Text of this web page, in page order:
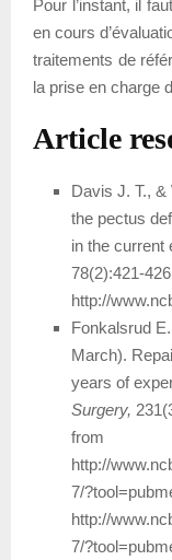
Pour l’instant, il
en cours
traitements de
la prise en charge
Article
Davis J. T., &
the pectus
in the current
78(2):421-
http://
Fonkalsrud
March).
years of
Surgery,
from
http://
7/
http://
7/